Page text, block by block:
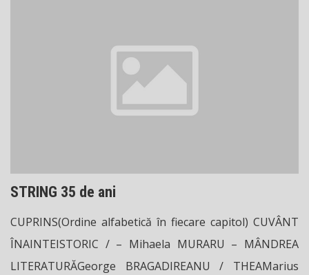
STRING 35 de ani
CUPRINS(Ordine alfabetică în fiecare capitol) CUVÂNT
ÎNAINTEISTORIC / – Mihaela MURARU – MÂNDREA
LITERATURĂGeorge BRAGADIREANU / THEAMarius